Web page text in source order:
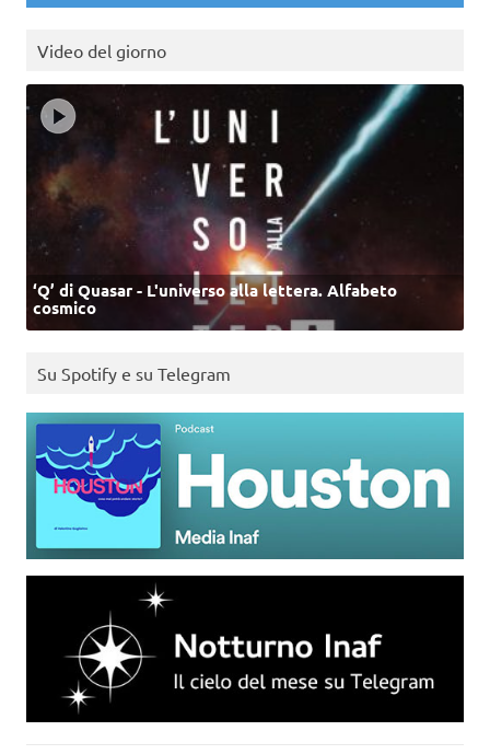
Video del giorno
‘Q’ di Quasar - L'universo alla lettera. Alfabeto
cosmico
Su Spotify e su Telegram